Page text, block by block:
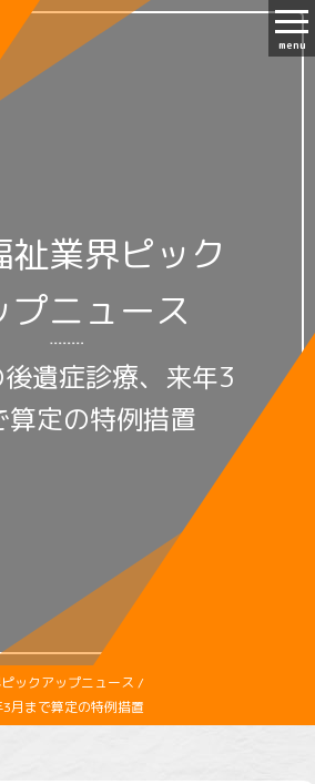
祉業界ピック
プニュース
遺症診療、来年3
算定の特例措置
menu
ックアップニュース /
月まで算定の特例措置